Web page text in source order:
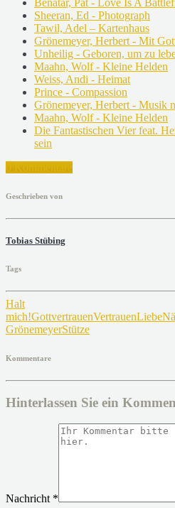
Benatar, Pat - Love Is A
Sheeran, Ed - Photograph
Tawil, Adel – Kartenhaus
Grönemeyer, Herbert - Mit
Unheilig - Geboren, um zu
Maahn, Wolf - Kleine Helden
Weiss, Andi - Heimat
Prince - Compassion
Grönemeyer, Herbert - Musik
Maahn, Wolf - Kleine Helden
Die Fantastischen Vier feat.
sein
Geschrieben von
Tobias Stübing
Tags
Halt
mich!GottvertrauenVertrauenLiebe
GrönemeyerStütze
Kommentare
Hinterlassen Sie ein
Nachricht *